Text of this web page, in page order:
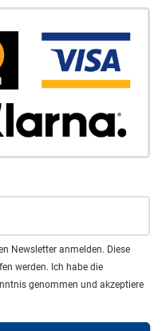
Newsletter anmelden. Diese
werden. Ich habe die
genommen und akzeptiere